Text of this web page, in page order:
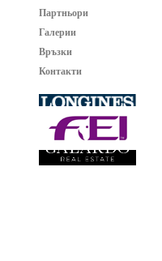
Партньори
Галерии
Връзки
Контакти